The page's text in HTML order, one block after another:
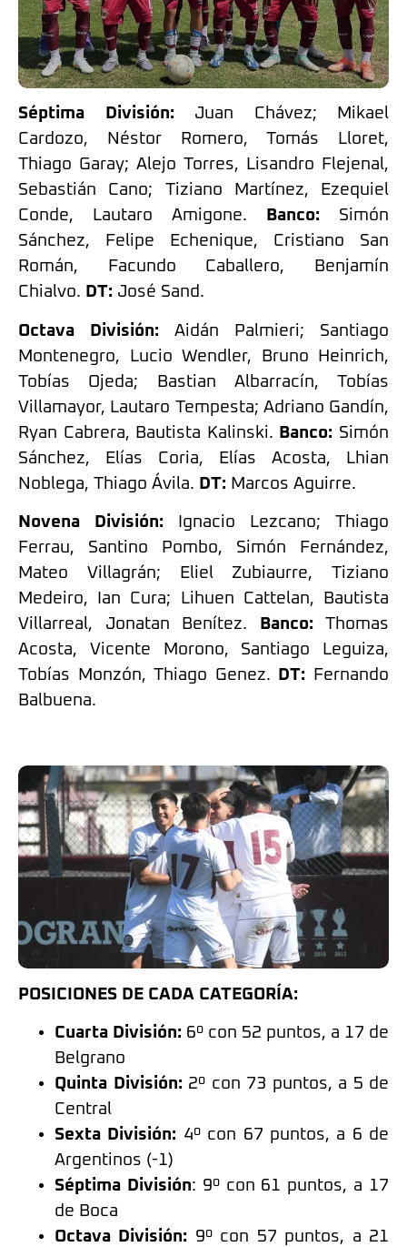
Séptima División:
Juan Chávez; Mikael
Cardozo, Néstor Romero, Tomás Lloret,
Thiago Garay; Alejo Torres, Lisandro Flejenal,
Sebastián Cano; Tiziano Martínez, Ezequiel
Conde, Lautaro Amigone.
Banco: Simón
Sánchez, Felipe Echenique, Cristiano San
Román, Facundo Caballero, Benjamín
Chialvo. DT: José Sand.
Octava División:
Aidán Palmieri; Santiago
Montenegro, Lucio Wendler, Bruno Heinrich,
Tobías Ojeda; Bastian Albarracín, Tobías
Villamayor, Lautaro Tempesta; Adriano Gandín,
Ryan Cabrera, Bautista Kalinski. Banco: Simón
Sánchez, Elías Coria, Elías Acosta, Lhian
Noblega, Thiago Ávila. DT: Marcos Aguirre.
Novena División:
Ignacio Lezcano; Thiago
Ferrau, Santino Pombo, Simón Fernández,
Mateo Villagrán; Eliel Zubiaurre, Tiziano
Medeiro, Ian Cura; Lihuen Cattelan, Bautista
Villarreal, Jonatan Benítez.
Banco: Thomas
Acosta, Vicente Morono, Santiago Leguiza,
Tobías Monzón, Thiago Genez.
DT: Fernando
Balbuena.
POSICIONES DE CADA CATEGORÍA:
Cuarta División: 6º con 52 puntos, a 17 de
Belgrano
Quinta División: 2º con 73 puntos, a 5 de
Central
Sexta División: 4º con 67 puntos, a 6 de
Argentinos (-1)
Séptima División: 9º con 61 puntos, a 17
de Boca
Octava División: 9º con 57 puntos, a 21